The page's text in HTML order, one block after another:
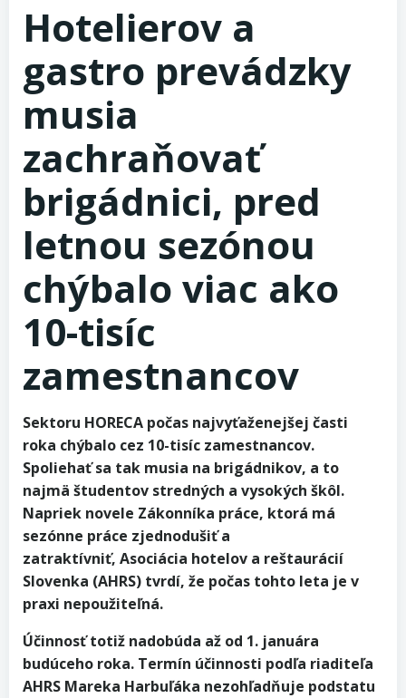
Hotelierov a
gastro prevádzky
musia
zachraňovať
brigádnici, pred
letnou sezónou
chýbalo viac ako
10-tisíc
zamestnancov
Sektoru HORECA počas najvyťaženejšej časti
roka chýbalo cez 10-tisíc zamestnancov.
Spoliehať sa tak musia na brigádnikov, a to
najmä študentov stredných a vysokých škôl.
Napriek novele Zákonníka práce, ktorá má
sezónne práce zjednodušiť a
zatraktívniť, Asociácia hotelov a reštaurácií
Slovenka (AHRS) tvrdí, že počas tohto leta je v
praxi nepoužiteľná.
Účinnosť totiž nadobúda až od 1. januára
budúceho roka. Termín účinnosti podľa riaditeľa
AHRS Mareka Harbuľáka nezohľadňuje podstatu